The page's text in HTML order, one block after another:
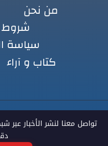
من نحن
شروط
سياسة
كتاب و آراء
تواصل معنا لنشر الأخبار عبر